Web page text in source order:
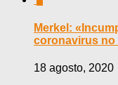
Merkel:
coronavirus no
18 agosto, 2020